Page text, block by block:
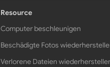
Resource
Computer beschleunigen
Beschädigte Fotos
Verlorene Dateien